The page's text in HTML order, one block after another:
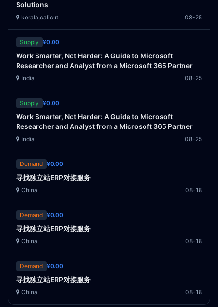
Solutions
kerala,calicut 08-25
Supply ¥0.00
Work Smarter, Not Harder: A Guide to Microsoft
Researcher and Analyst from a Microsoft 365 Partner
India 08-25
Supply ¥0.00
Work Smarter, Not Harder: A Guide to Microsoft
Researcher and Analyst from a Microsoft 365 Partner
India 08-25
Demand ¥0.00
寻找独立站ERP对接服务
China 08-18
Demand ¥0.00
寻找独立站ERP对接服务
China 08-18
Demand ¥0.00
寻找独立站ERP对接服务
China 08-18